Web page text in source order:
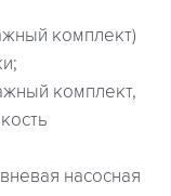
комплект)
комплект,
насосная